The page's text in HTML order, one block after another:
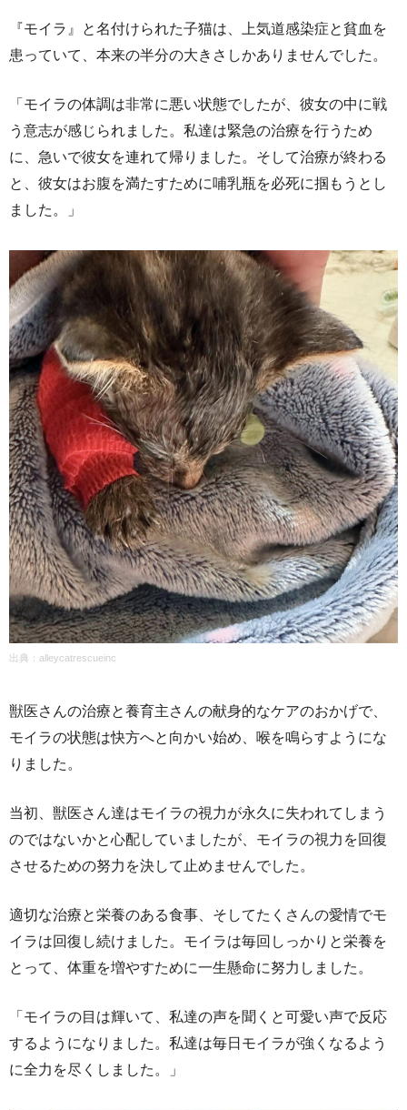
『モイラ』と名付けられた子猫は、上気道感染症と貧血を
患っていて、本来の半分の大きさしかありませんでした。
「モイラの体調は非常に悪い状態でしたが、彼女の中に戦
う意志が感じられました。私達は緊急の治療を行うため
に、急いで彼女を連れて帰りました。そして治療が終わる
と、彼女はお腹を満たすために哺乳瓶を必死に掴もうとし
ました。」
出典： alleycatrescueinc
獣医さんの治療と養育主さんの献身的なケアのおかげで、
モイラの状態は快方へと向かい始め、喉を鳴らすようにな
りました。
当初、獣医さん達はモイラの視力が永久に失われてしまう
のではないかと心配していましたが、モイラの視力を回復
させるための努力を決して止めませんでした。
適切な治療と栄養のある食事、そしてたくさんの愛情でモ
イラは回復し続けました。モイラは毎回しっかりと栄養を
とって、体重を増やすために一生懸命に努力しました。
「モイラの目は輝いて、私達の声を聞くと可愛い声で反応
するようになりました。私達は毎日モイラが強くなるよう
に全力を尽くしました。」